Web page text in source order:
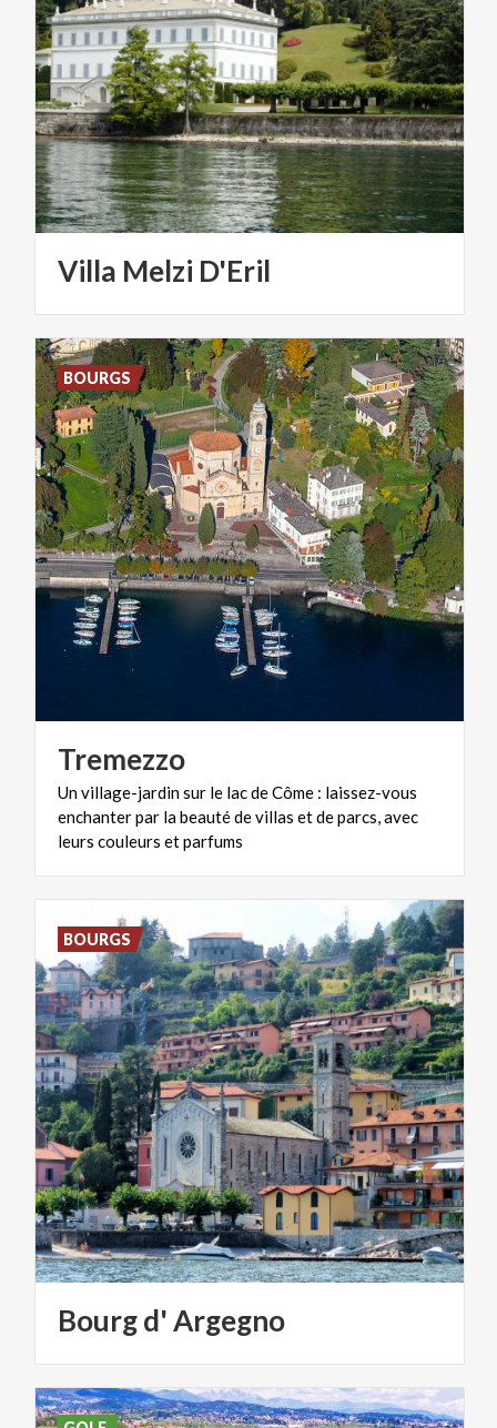
Villa Melzi D'Eril
Tremezzo
Un village-jardin sur le lac de Côme : laissez-vous
enchanter par la beauté de villas et de parcs, avec
leurs couleurs et parfums
BOURGS
Bourgd'Argegno
BOURGS